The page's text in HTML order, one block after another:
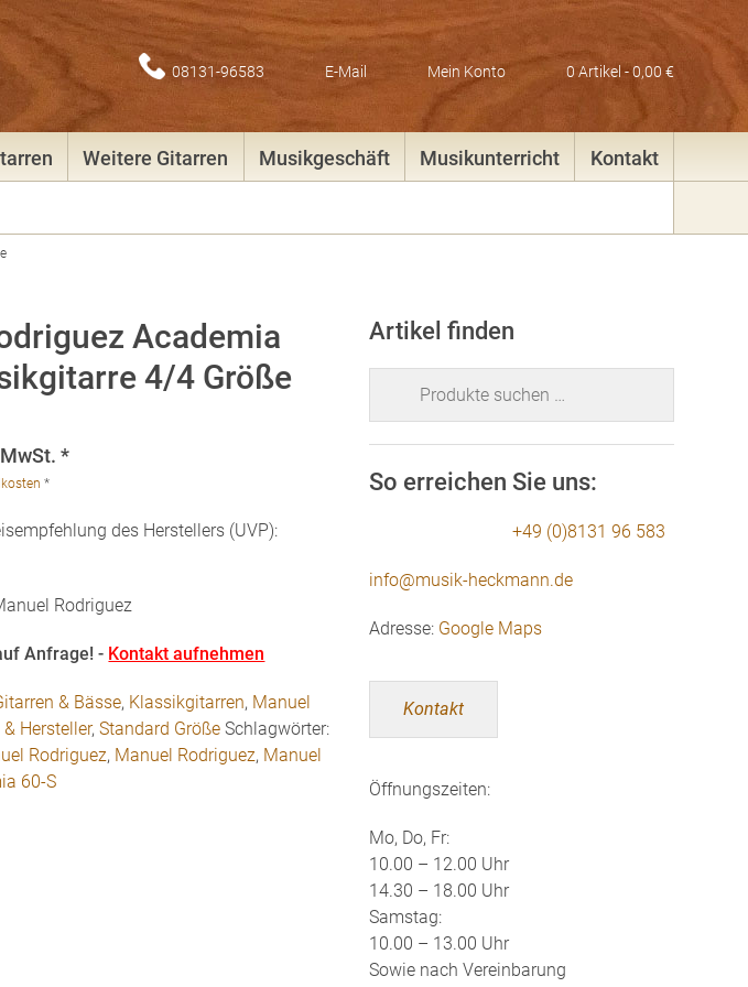
08131-96583 E-Mail Mein Konto 0 Artikel -0,00 €
Weitere Gitarren Musikgeschäft Musikunterricht Kontakt
Academia
4/4 Größe
*
*
des Herstellers (UVP):
Rodriguez
Anfrage! - Kontakt aufnehmen
& Bässe, Klassikgitarren, Manuel
Hersteller,Standard Größe Schlagwörter:
Rodriguez, Manuel Rodriguez, Manuel
60-S
Artikel finden
So erreichen Sie uns:
+49 (0)8131 96 583
info@musik-heckmann.de
Adresse: Google Maps
Kontakt
Öffnungszeiten:
Mo, Do, Fr:
10.00 – 12.00 Uhr
14.30 – 18.00 Uhr
Samstag:
10.00 – 13.00 Uhr
Sowie nach Vereinbarung